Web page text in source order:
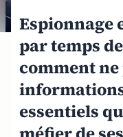
Espionnage
par temps
comment
essentiels